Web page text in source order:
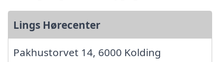
Lings Hørecenter
Pakhustorvet 14, 6000 Kolding